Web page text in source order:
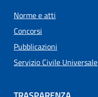
Norme e atti
Concorsi
Pubblicazioni
Servizio Civile Universale